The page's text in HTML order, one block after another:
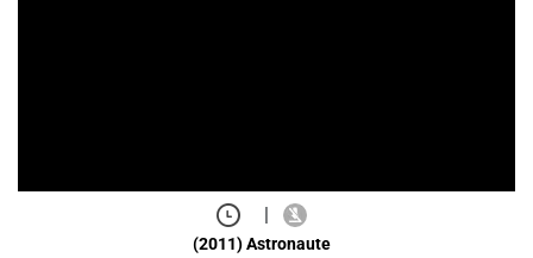
|
(2011) Astronaute